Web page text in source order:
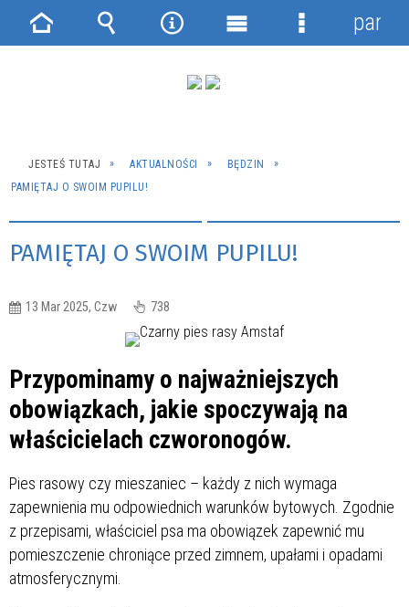
JESTEŚ TUTAJ AKTUALNOŚCI
BĘDZIN
PAMIĘTAJ O SWOIM PUPILU!
PAMIĘTAJ O SWOIM PUPILU!
13 Mar 2025, Czw 738
Przypominamy o najważniejszych
obowiązkach, jakie spoczywają na
właścicielach czworonogów.
Pies rasowy czy mieszaniec – każdy z nich wymaga
zapewnienia mu odpowiednich warunków bytowych. Zgodnie
z przepisami, właściciel psa ma obowiązek zapewnić mu
pomieszczenie chroniące przed zimnem, upałami i opadami
atmosferycznymi.
Strona Wyszukiwarka
NarzędziaMenu
Menu
panel